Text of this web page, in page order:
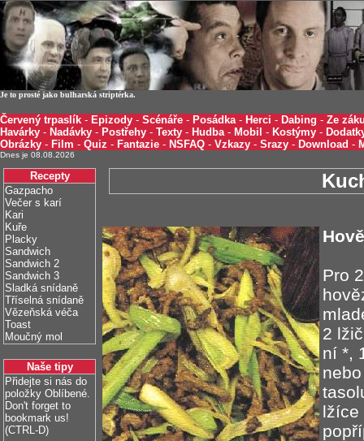
Je to prosté jako bulharská striptérka.
Červený trpaslík - Epizody - Scénáře - Posádka- Herci - Dabing - Ze
Havárky - Nadávky - Postřehy - Texty - Hudba- Mobil - Kostýmy -
Obrázky - Film - Quiz - Fantazie - NSFAQ - Vzkazy - Srazy - Download -
Dnes je 08.08.2026
Recepty
Gazpacho
Večer s karí
Kari
Kuře
Placky
Sandwich
Sandwich 2
Sandwich 3
Sladká snídaně
Tříselná snídaně
Vězeňská véča
Toast
Moučný mol
Naše tipy
Přidejte si nás do
položky Oblíbené.
Don't forget to
bookmark us!
(CTRL-D)
Pro
2
ní *,
lžíce